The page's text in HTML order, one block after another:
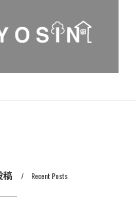
稿 Recent Posts